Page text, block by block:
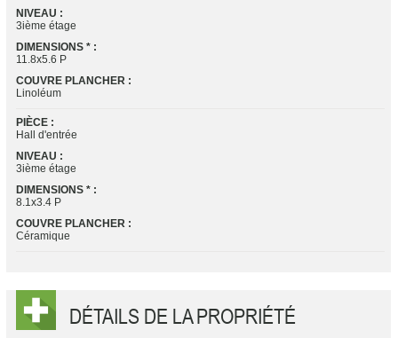
NIVEAU :
3ième étage
DIMENSIONS * :
11.8x5.6 P
COUVRE PLANCHER :
Linoléum
PIÈCE :
Hall d'entrée
NIVEAU :
3ième étage
DIMENSIONS * :
8.1x3.4 P
COUVRE PLANCHER :
Céramique
DÉTAILS DE LA PROPRIÉTÉ